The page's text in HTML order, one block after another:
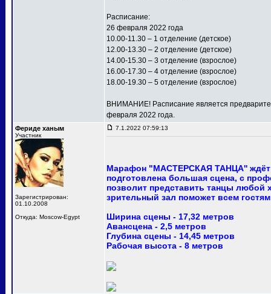
Расписание:
26 февраля 2022 года
10.00-11.30 – 1 отделение (детское)
12.00-13.30 – 2 отделение (детское)
14.00-15.30 – 3 отделение (взрослое)
16.00-17.30 – 4 отделение (взрослое)
18.00-19.30 – 5 отделение (взрослое)
ВНИМАНИЕ! Расписание является
февраля 2022 года.
Фериде ханым
Участник
Зарегистрирован:
01.10.2008
Откуда: Moscow-Egypt
7.1.2022 07:59:13
Марафон "МАСТЕРСКАЯ ТАНЦА'' ждёт
подготовлена большая сцена, с
позволит представить танцы
зрительный зал поможет всем
Ширина сцены - 17,32 метров
Авансцена - 2,5 метров
Глубина сцены - 14,45 метров
Рабочая высота - 8 метров